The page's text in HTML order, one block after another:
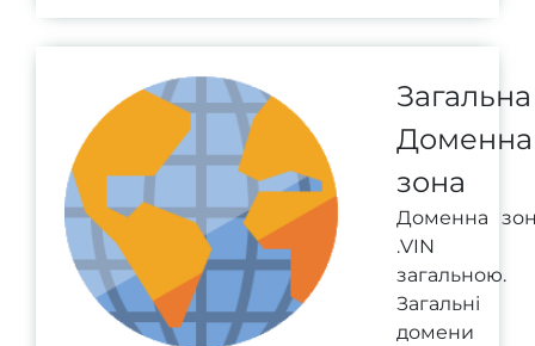
Загальна
Доменна
зона
Доменна
.VIN
загальною.
Загальні
домени